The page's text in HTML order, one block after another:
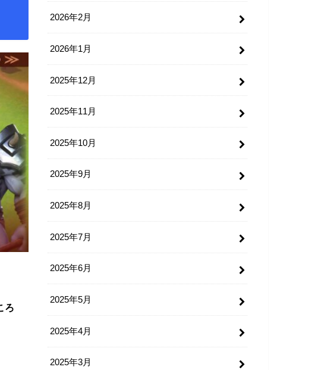
ろ
2026年2月
2026年1月
2025年12月
2025年11月
2025年10月
2025年9月
2025年8月
2025年7月
2025年6月
2025年5月
2025年4月
2025年3月